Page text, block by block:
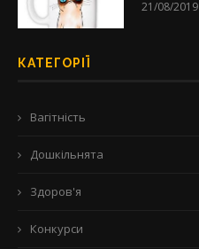
21/08/2019
КАТЕГОРІЇ
Вагітність
Дошкільнята
Здоров'я
Конкурси